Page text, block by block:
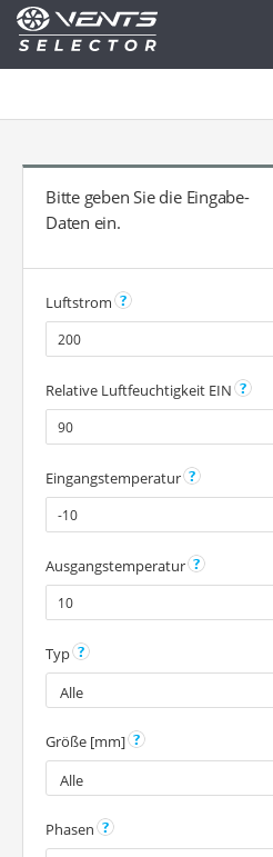
Bitte geben Sie die Eingabe-
Daten ein.
Luftstrom
Relative Luftfeuchtigkeit EIN
Eingangstemperatur
Ausgangstemperatur
Typ
Alle
Größe [mm]
Alle
Phasen